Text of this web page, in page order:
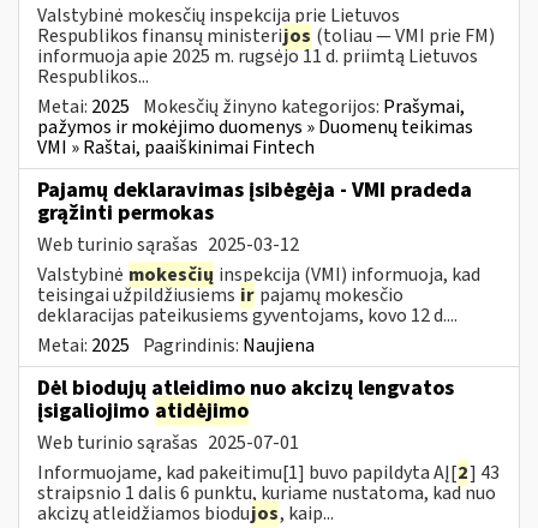
Valstybinė mokesčių inspekcija prie Lietuvos
Respublikos finansų ministerijos (toliau — VMI prie FM)
informuoja apie 2025 m. rugsėjo 11 d. priimtą Lietuvos
Respublikos...
Metai: 2025 Mokesčių žinyno kategorijos: Prašymai,
pažymos ir mokėjimo duomenys » Duomenų teikimas
VMI » Raštai, paaiškinimai Fintech
Pajamų deklaravimas įsibėgėja - VMI pradeda
grąžinti permokas
Web turinio sąrašas 2025-03-12
Valstybinė mokesčių inspekcija (VMI) informuoja, kad
teisingai užpildžiusiems ir pajamų mokesčio
deklaracijas pateikusiems gyventojams, kovo 12 d....
Metai: 2025 Pagrindinis: Naujiena
Dėl biodujų atleidimo nuo akcizų lengvatos
įsigaliojimo atidėjimo
Web turinio sąrašas 2025-07-01
Informuojame, kad pakeitimu[1] buvo papildyta AĮ[2] 43
straipsnio 1 dalis 6 punktu, kuriame nustatoma, kad nuo
akcizų atleidžiamos biodujos, kaip...